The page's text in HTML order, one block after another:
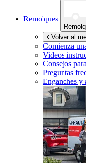
Remolques
Volver al
Comienza
Videos
Consejos
Preguntas
Enganches y